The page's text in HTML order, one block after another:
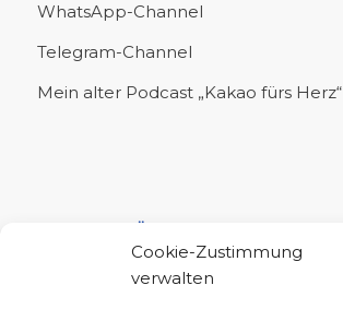
Cookie-Zustimmung
verwalten
WhatsApp-Channel
Telegram-Channel
Mein alter Podcast „Kakao fürs Herz“